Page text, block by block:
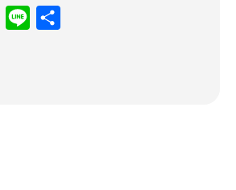
WhatsApp
Line